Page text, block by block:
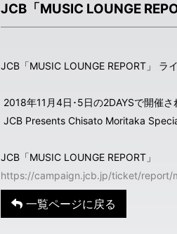
JCB「MUSIC LOUNGE
JCB「MUSIC LOUNGE REPORT」 ラ
2018年11月4日･5日の2DAYSで開催さ
JCB Presents Chisato Moritaka
JCB「MUSIC LOUNGE REPORT」
https://campaign.jcb.jp/ticket/report/
一覧ページに戻る